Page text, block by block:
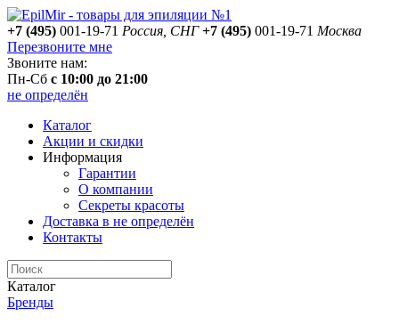
+7 (495) 001-19-71 Россия, СНГ +7 (495) 001-19-71 Москва
Перезвоните мне
Звоните нам:
Пн-Сб с 10:00 до 21:00
не определён
Каталог
Акции и скидки
Информация
Гарантии
О компании
Секреты красоты
Доставка в не определён
Контакты
Каталог
Бренды